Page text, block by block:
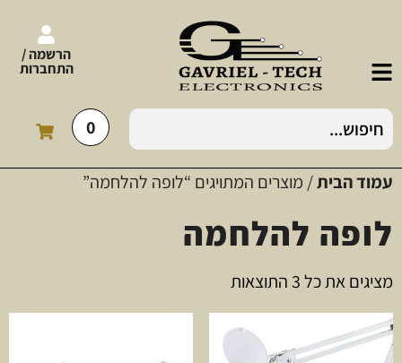
הרשמה /
התחברות
0
עמוד הבית/ מוצרים המתויגים “לופה להלחמה”
לופה להלחמה
מציגים את כל ⁦3⁩ התוצאות